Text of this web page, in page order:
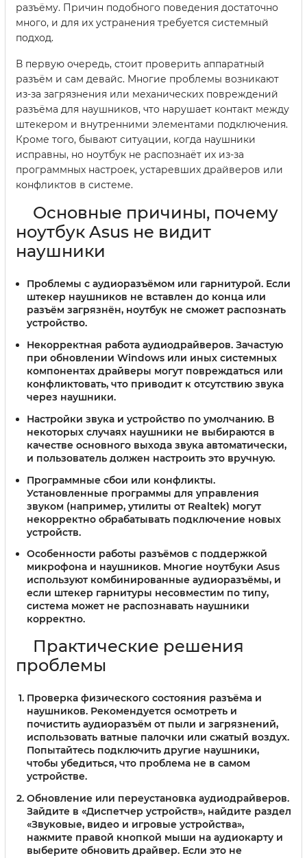
разъёму. Причин подобного поведения достаточно
много, и для их устранения требуется системный
подход.
В первую очередь, стоит проверить аппаратный
разъём и сам девайс. Многие проблемы возникают
из-за загрязнения или механических повреждений
разъёма для наушников, что нарушает контакт между
штекером и внутренними элементами подключения.
Кроме того, бывают ситуации, когда наушники
исправны, но ноутбук не распознаёт их из-за
программных настроек, устаревших драйверов или
конфликтов в системе.
Основные причины, почему
ноутбук Asus не видит
наушники
Проблемы с аудиоразъёмом или гарнитурой. Если
штекер наушников не вставлен до конца или
разъём загрязнён, ноутбук не сможет распознать
устройство.
Некорректная работа аудиодрайверов. Зачастую
при обновлении Windows или иных системных
компонентах драйверы могут повреждаться или
конфликтовать, что приводит к отсутствию звука
через наушники.
Настройки звука и устройство по умолчанию. В
некоторых случаях наушники не выбираются в
качестве основного выхода звука автоматически,
и пользователь должен настроить это вручную.
Программные сбои или конфликты.
Установленные программы для управления
звуком (например, утилиты от Realtek) могут
некорректно обрабатывать подключение новых
устройств.
Особенности работы разъёмов с поддержкой
микрофона и наушников. Многие ноутбуки Asus
используют комбинированные аудиоразъёмы, и
если штекер гарнитуры несовместим по типу,
система может не распознавать наушники
корректно.
Практические решения
проблемы
Проверка физического состояния разъёма и
наушников. Рекомендуется осмотреть и
почистить аудиоразъём от пыли и загрязнений,
использовать ватные палочки или сжатый воздух.
Попытайтесь подключить другие наушники,
чтобы убедиться, что проблема не в самом
устройстве.
Обновление или переустановка аудиодрайверов.
Зайдите в «Диспетчер устройств», найдите раздел
«Звуковые, видео и игровые устройства»,
нажмите правой кнопкой мыши на аудиокарту и
выберите обновить драйвер. Если это не